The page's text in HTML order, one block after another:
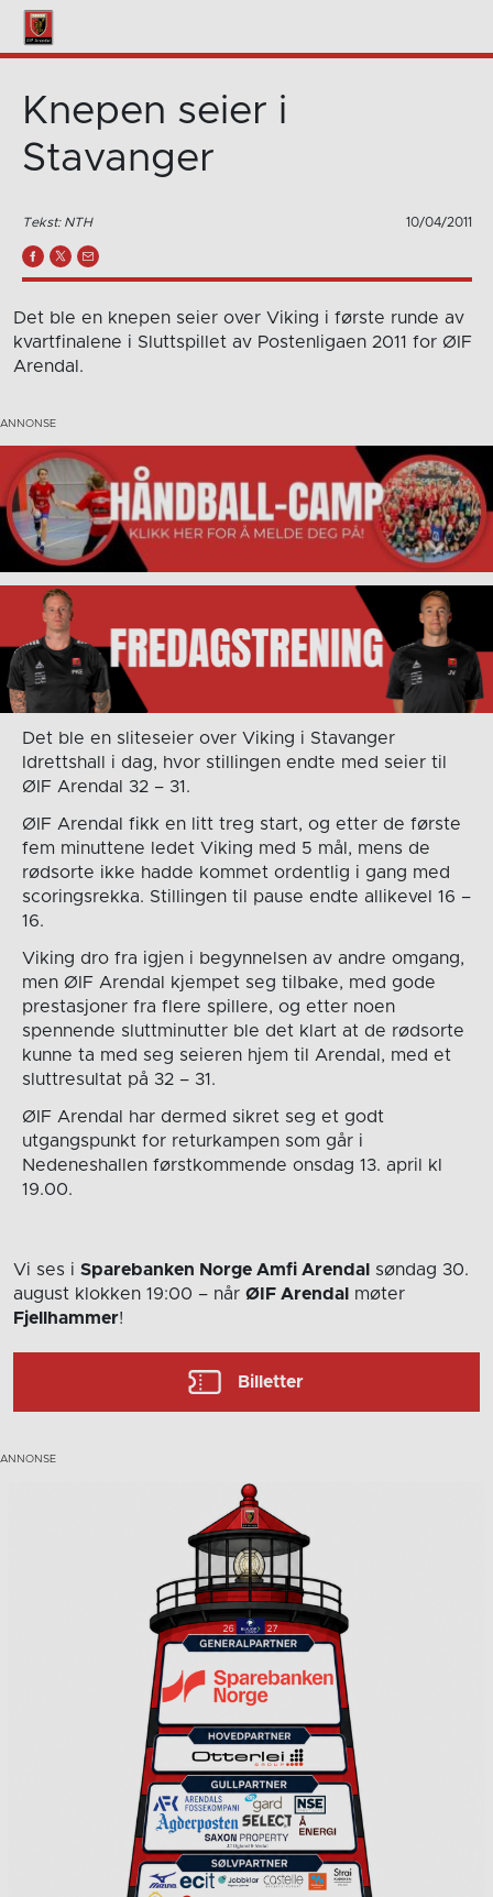
Knepen seier i
Stavanger
Tekst: NTH 10/04/2011
Det ble en knepen seier over Viking i første runde av
kvartfinalene i Sluttspillet av Postenligaen 2011 for ØIF
Arendal.
Det ble en sliteseier over Viking i Stavanger
Idrettshall i dag, hvor stillingen endte med seier til
ØIF Arendal 32 – 31.
ØIF Arendal fikk en litt treg start, og etter de første
fem minuttene ledet Viking med 5 mål, mens de
rødsorte ikke hadde kommet ordentlig i gang med
scoringsrekka. Stillingen til pause endte allikevel 16 –
16.
Viking dro fra igjen i begynnelsen av andre omgang,
men ØIF Arendal kjempet seg tilbake, med gode
prestasjoner fra flere spillere, og etter noen
spennende sluttminutter ble det klart at de rødsorte
kunne ta med seg seieren hjem til Arendal, med et
sluttresultat på 32 – 31.
ØIF Arendal har dermed sikret seg et godt
utgangspunkt for returkampen som går i
Nedeneshallen førstkommende onsdag 13. april kl
19.00.
Vi ses i Sparebanken Norge Amfi Arendal
søndag 30.
august klokken 19:00 – når ØIF Arendal
møter
Fjellhammer!
Billetter